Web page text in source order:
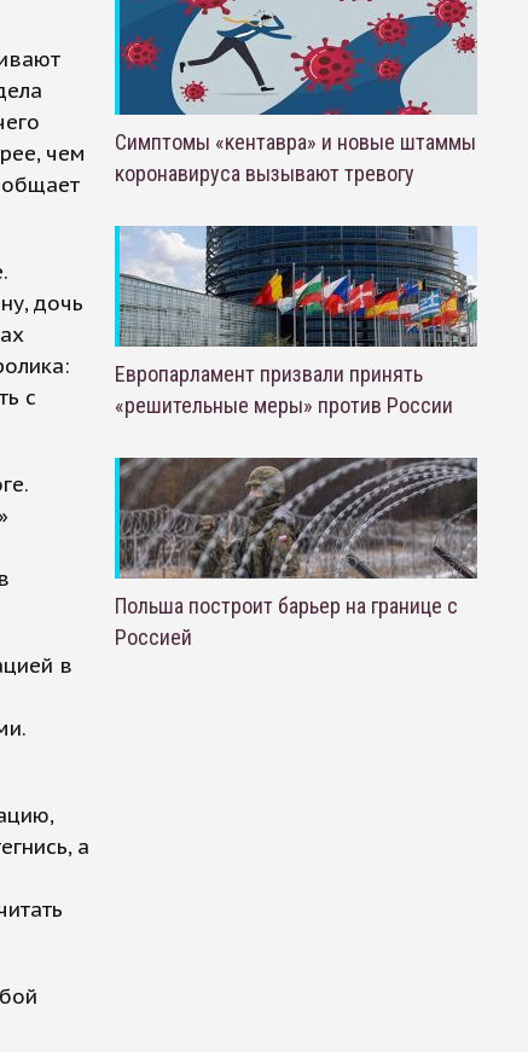
чем
дочь
с
в
а
Симптомы «кентавра» и новые штаммы
коронавируса вызывают тревогу
Европарламент призвали принять
«решительные меры» против России
Польша построит барьер на границе с
Россией